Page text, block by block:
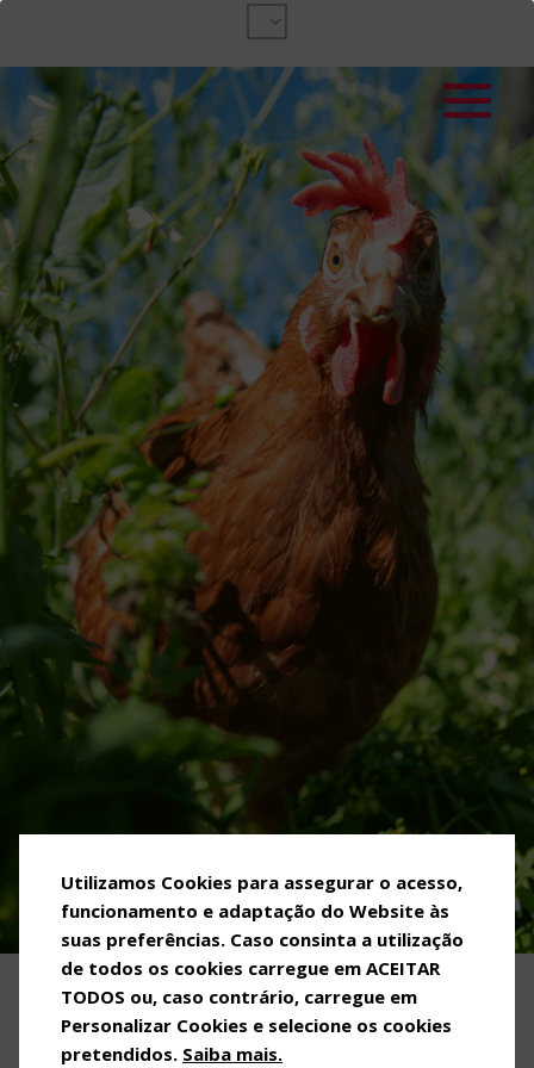
OVOS MATINADOS
Utilizamos Cookies para assegurar o acesso,
funcionamento e adaptação do Website às
suas preferências. Caso consinta a utilização
de todos os cookies carregue em ACEITAR
TODOS ou, caso contrário, carregue em
Personalizar Cookies e selecione os cookies
pretendidos. Saiba mais.